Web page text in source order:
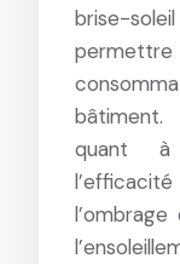
brise-
quant à